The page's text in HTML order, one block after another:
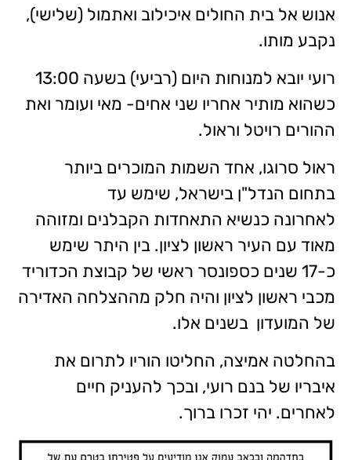
אנוש אל בית החולים איכילוב ואתמול (שלישי),
נקבע מותו.
רועי יובא למנוחות היום (רביעי) בשעה 13:00
כשהוא מותיר אחריו שני אחים- מאי ועומר ואת
ההורים רויטל וראול.
ראול סרוגו, אחד השמות המוכרים ביותר
בתחום הנדל"ן בישראל, שימש עד
לאחרונה כנשיא התאחדות הקבלנים ומזוהה
מאוד עם העיר ראשון לציון. בין היתר שימש
כ-17 שנים כספונסר ראשי של קבוצת הכדוריד
מכבי ראשון לציון והיה חלק מההצלחה האדירה
של המועדון בשנים אלו.
בהחלטה אמיצה, החליטו הוריו לתרום את
איבריו של בנם רועי, ובכך להעניק חיים
לאחרים. יהי זכרו ברוך.